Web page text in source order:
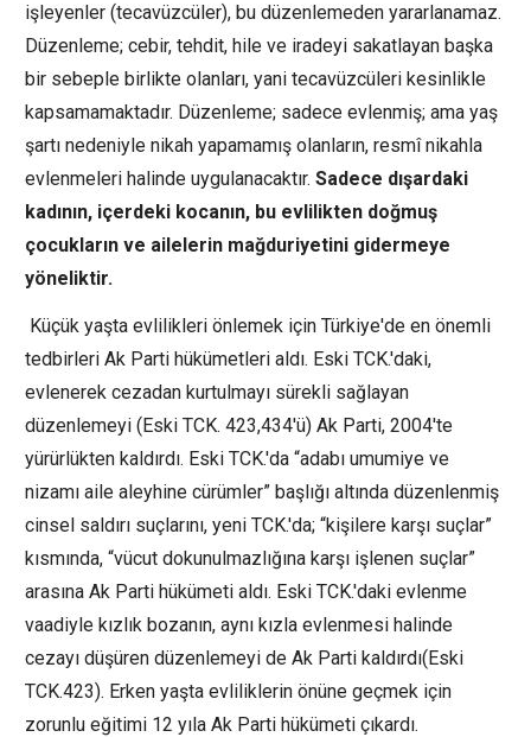
işleyenler (tecavüzcüler), bu düzenlemeden yararlanamaz.
Düzenleme; cebir, tehdit, hile ve iradeyi sakatlayan başka
bir sebeple birlikte olanları, yani tecavüzcüleri kesinlikle
kapsamamaktadır. Düzenleme; sadece evlenmiş; ama yaş
şartı nedeniyle nikah yapamamış olanların, resmî nikahla
evlenmeleri halinde uygulanacaktır. Sadece dışardaki
kadının, içerdeki kocanın, bu evlilikten doğmuş
çocukların ve ailelerin mağduriyetini gidermeye
yöneliktir.
Küçük yaşta evlilikleri önlemek için Türkiye'de en önemli
tedbirleri Ak Parti hükümetleri aldı. Eski TCK.'daki,
evlenerek cezadan kurtulmayı sürekli sağlayan
düzenlemeyi (Eski TCK. 423,434'ü) Ak Parti, 2004'te
yürürlükten kaldırdı. Eski TCK.'da “adabı umumiye ve
nizamı aile aleyhine cürümler” başlığı altında düzenlenmiş
cinsel saldırı suçlarını, yeni TCK.'da; “kişilere karşı suçlar”
kısmında, “vücut dokunulmazlığına karşı işlenen suçlar”
arasına Ak Parti hükümeti aldı. Eski TCK.'daki evlenme
vaadiyle kızlık bozanın, aynı kızla evlenmesi halinde
cezayı düşüren düzenlemeyi de Ak Parti kaldırdı(Eski
TCK.423). Erken yaşta evliliklerin önüne geçmek için
zorunlu eğitimi 12 yıla Ak Parti hükümeti çıkardı.